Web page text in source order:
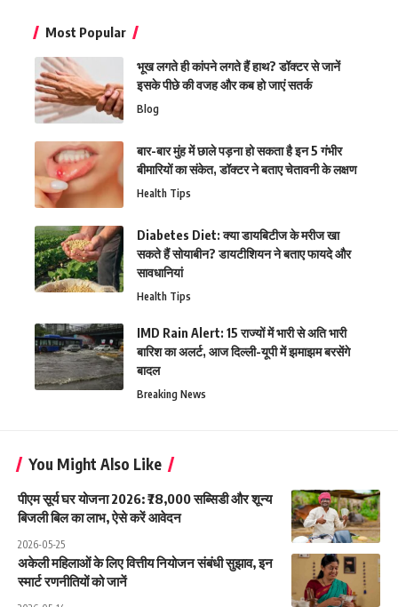
Most Popular
भूख लगते ही कांपने लगते हैं हाथ? डॉक्टर से जानें
इसके पीछे की वजह और कब हो जाएं सतर्क
Blog
बार-बार मुंह में छाले पड़ना हो सकता है इन 5 गंभीर
बीमारियों का संकेत, डॉक्टर ने बताए चेतावनी के लक्षण
Health Tips
Diabetes Diet: क्या डायबिटीज के मरीज खा
सकते हैं सोयाबीन? डायटीशियन ने बताए फायदे और
सावधानियां
Health Tips
IMD Rain Alert: 15 राज्यों में भारी से अति भारी
बारिश का अलर्ट, आज दिल्ली-यूपी में झमाझम बरसेंगे
बादल
Breaking News
You Might Also Like
पीएम सूर्य घर योजना 2026: ₹78,000 सब्सिडी और शून्य
बिजली बिल का लाभ, ऐसे करें आवेदन
2026-05-25
अकेली महिलाओं के लिए वित्तीय नियोजन संबंधी सुझाव, इन
स्मार्ट रणनीतियों को जानें